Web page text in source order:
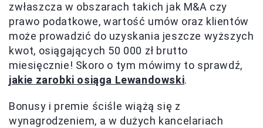
zwłaszcza w obszarach takich jak M&A czy
prawo podatkowe, wartość umów oraz klientów
może prowadzić do uzyskania jeszcze wyższych
kwot, osiągających 50 000 zł brutto
miesięcznie! Skoro o tym mówimy to sprawdź,
jakie zarobki osiąga Lewandowski.
Bonusy i premie ściśle wiążą się z
wynagrodzeniem, a w dużych kancelariach